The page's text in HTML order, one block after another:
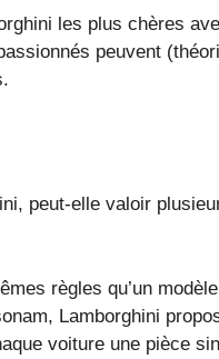
les plus chères
peuvent
peut-elle valoir
règles qu’un
Lamborghini
voiture une pièce